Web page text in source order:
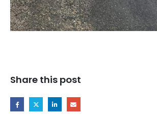
Share this post